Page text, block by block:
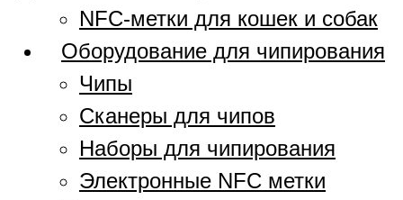
NFC-метки для кошек и собак
Оборудование для чипирования
Чипы
Сканеры для чипов
Наборы для чипирования
Электронные NFC метки